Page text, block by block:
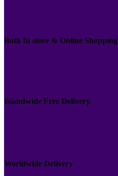
Both In store & Online Shopping
Islandwide Free Delivery.
Worldwide Delivery